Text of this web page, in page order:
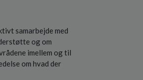
samarbejde med
og om
imellem og til
om hvad der